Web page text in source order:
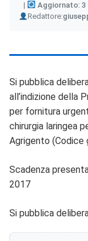
Aggiornato: 3
Redattore:
Author
Si pubblica
all’indizione della
per fornitura
chirurgia laringea
Agrigento (Codice
Scadenza
2017
Si pubblica